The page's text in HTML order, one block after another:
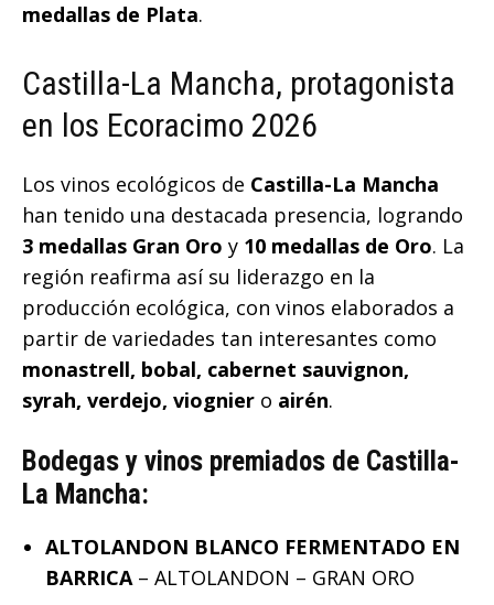
medallas de Plata.
Castilla-La Mancha, protagonista
en los Ecoracimo 2026
Los vinos ecológicos de Castilla-La Mancha
han tenido una destacada presencia, logrando
3 medallas Gran Oro y 10 medallas de Oro. La
región reafirma así su liderazgo en la
producción ecológica, con vinos elaborados a
partir de variedades tan interesantes como
monastrell, bobal, cabernet sauvignon,
syrah, verdejo, viognier o airén.
Bodegas y vinos premiados de Castilla-
La Mancha:
ALTOLANDON BLANCO FERMENTADO EN
BARRICA– ALTOLANDON – GRAN ORO